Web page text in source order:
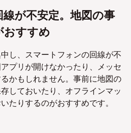
が不安定。地図の事
おすすめ
し、スマートフォンの回線が不
プリが開けなかったり、メッセ
かもしれません。事前に地図の
しておいたり、オフラインマッ
たりするのがおすすめです。